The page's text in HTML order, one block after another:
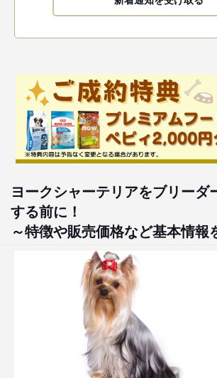
ヨークシャーテリアをブリーダ
する前に！
～特徴や販売価格など基本情報